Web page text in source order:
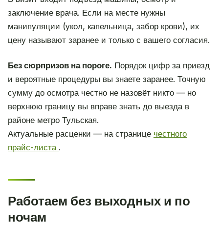
заключение врача. Если на месте нужны
манипуляции (укол, капельница, забор крови), их
цену называют заранее и только с вашего согласия.
Без сюрпризов на пороге. Порядок цифр за приезд
и вероятные процедуры вы знаете заранее. Точную
сумму до осмотра честно не назовёт никто — но
верхнюю границу вы вправе знать до выезда в
районе метро Тульская.
Актуальные расценки — на странице честного
прайс-листа .
Работаем без выходных и по
ночам